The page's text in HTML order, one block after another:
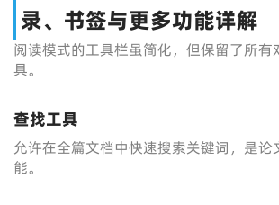
录、书签与更多功能详解
阅读模式的工具栏虽简化，但保留了所有
具。
查找工具
允许在全篇文档中快速搜索关键词，是论
能。